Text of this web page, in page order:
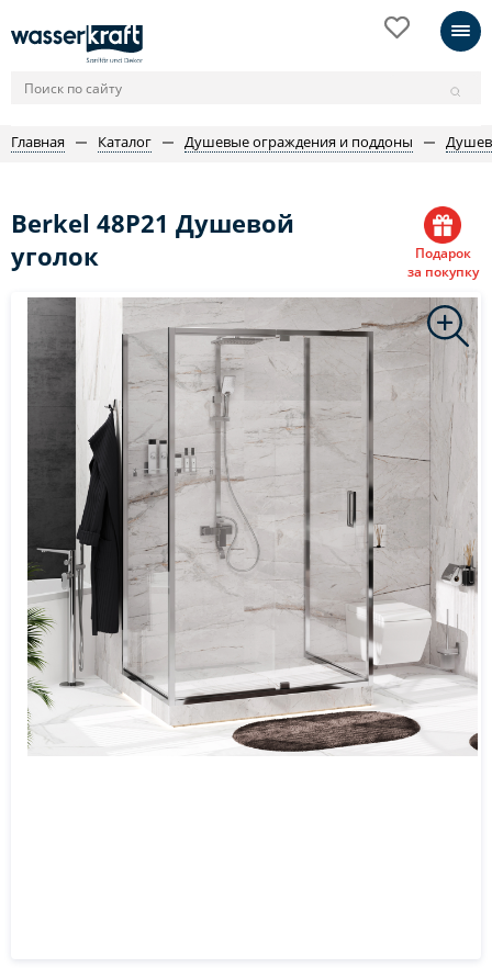
Главная Каталог Душевые ограждения и поддоны
Berkel 48P21 Душевой
уголок
Подарок
за покупку